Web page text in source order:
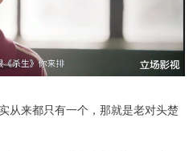
从来都只有一个，那就是老对头楚